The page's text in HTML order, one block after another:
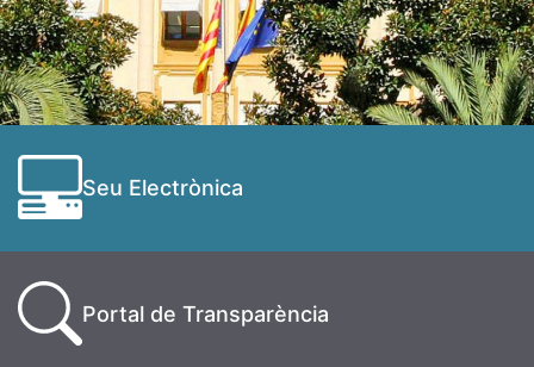
Seu Electrònica
Portal de Transparència